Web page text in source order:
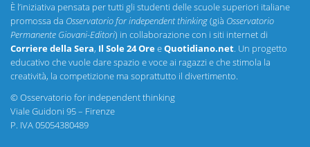
È l’iniziativa pensata per tutti gli studenti delle scuole superiori italiane
promossa da Osservatorio for independent thinking(già Osservatorio
Permanente Giovani-Editori) in collaborazione con i siti internet di
Corriere della Sera, Il Sole 24 OreeQuotidiano.net. Un progetto
educativo che vuole dare spazio e voce ai ragazzi e che stimola la
creatività, la competizione ma soprattutto il divertimento.
©Osservatorio for independent thinking
Viale Guidoni 95 – Firenze
P. IVA 05054380489